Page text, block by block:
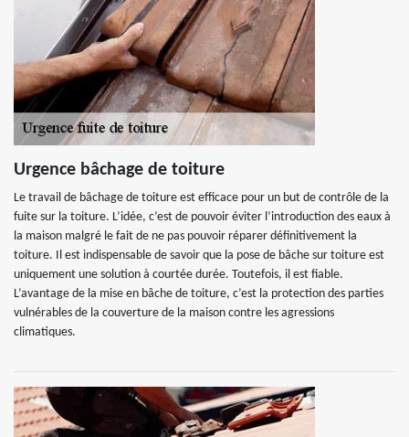
Urgence bâchage de toiture
Le travail de bâchage de toiture est efficace pour un but de contrôle de la
fuite sur la toiture. L’idée, c’est de pouvoir éviter l’introduction des eaux à
la maison malgré le fait de ne pas pouvoir réparer définitivement la
toiture. Il est indispensable de savoir que la pose de bâche sur toiture est
uniquement une solution à courtée durée. Toutefois, il est fiable.
L’avantage de la mise en bâche de toiture, c’est la protection des parties
vulnérables de la couverture de la maison contre les agressions
climatiques.